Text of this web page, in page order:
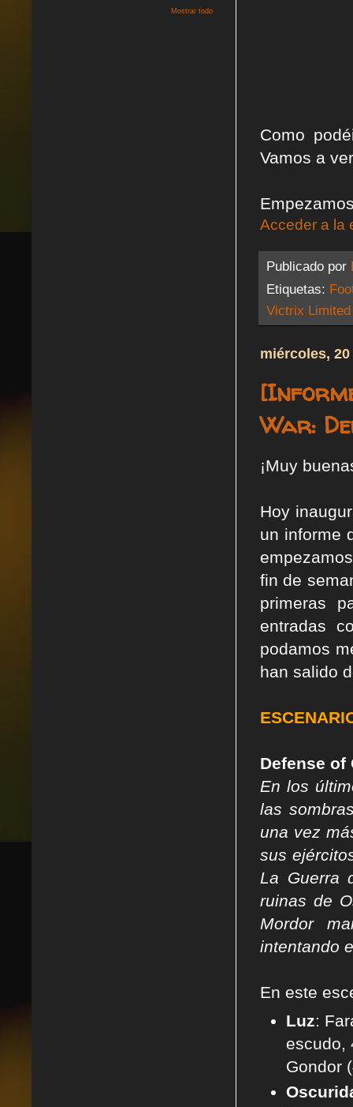
Como
Vamos a
Acceder a la
Publicado por
Etiquetas:
Victrix Limited
miércoles,
War:
¡Muy
Hoy
un informe
fin de
primeras
entradas
podamos
han salido
Defense of
En los
las
una vez
sus
La Guerra
ruinas de
Mordor
intentando
En este
Luz:
escudo,
Gondor
Mostrar todo